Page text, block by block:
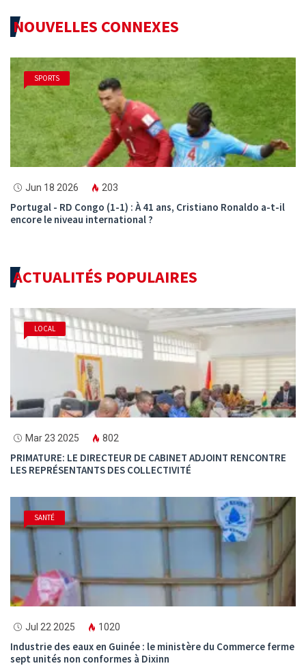
NOUVELLES CONNEXES
SPORTS
Jun 18 2026 203
Portugal - RD Congo (1-1) : À 41 ans, Cristiano Ronaldo a-t-il
encore le niveau international ?
ACTUALITÉS POPULAIRES
LOCAL
Mar 23 2025 802
PRIMATURE: LE DIRECTEUR DE CABINET ADJOINT RENCONTRE
LES REPRÉSENTANTS DES COLLECTIVITÉ
SANTÉ
Jul 22 2025 1020
Industrie des eaux en Guinée : le ministère du Commerce ferme
sept unités non conformes à Dixinn